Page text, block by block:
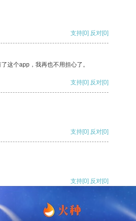
支持[0] 反对[0]
这个app，我再也不用担心了。
支持[0] 反对[0]
支持[0] 反对[0]
支持[0] 反对[0]